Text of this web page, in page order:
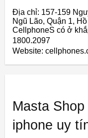
Địa chỉ: 157-159
Ngũ Lão, Quận 1,
CellphoneS có ở
1800.2097
Website:
Masta
iphone uy